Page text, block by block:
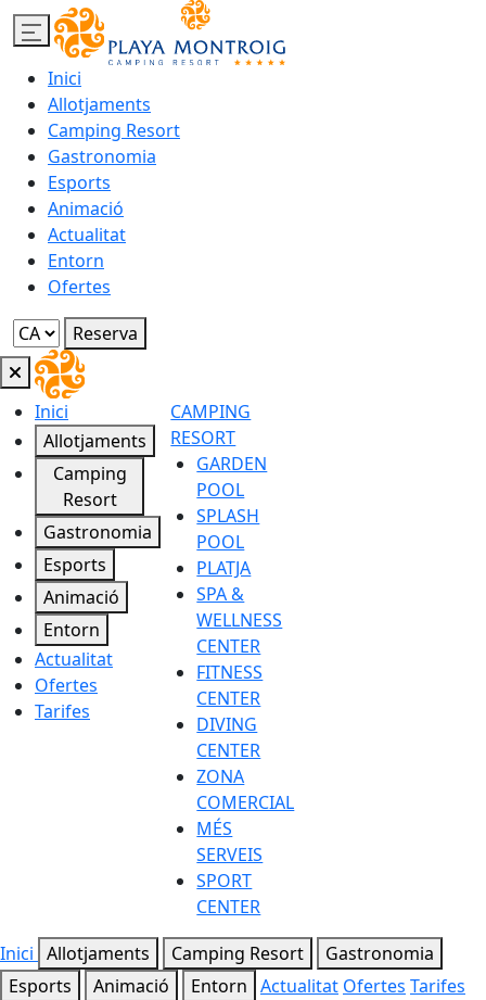
Inici
Allotjaments
Camping Resort
Gastronomia
Esports
Animació
Actualitat
Entorn
Ofertes
Reserva
Inici
Allotjaments
Camping
Resort
Gastronomia
Esports
Animació
Entorn
Actualitat
Ofertes
Tarifes
CAMPING
RESORT
GARDEN
POOL
SPLASH
POOL
PLATJA
SPA &
WELLNESS
CENTER
FITNESS
CENTER
DIVING
CENTER
ZONA
COMERCIAL
MÉS
SERVEIS
SPORT
CENTER
Inici Allotjaments Camping Resort
Gastronomia
Esports
Animació Entorn Actualitat Ofertes Tarifes